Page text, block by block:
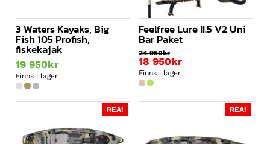
3 Waters Kayaks, Big
Fish 105 Profish,
fiskekajak
19 950kr
Finns i lager
Feelfree Lure II.5 V2 Uni
Bar Paket
24 950kr
Det
ursprungliga
priset
24
18 950kr
Det
nuvarande
är:
Finns i lager
REA! REA!